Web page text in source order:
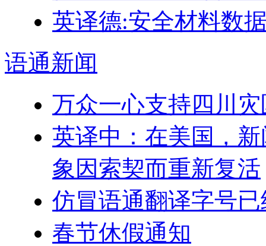
英译德:安全材料数
语通新闻
万众一心支持四川
英译中：在美国，
象因索契而重新复活
仿冒语通翻译字号
春节休假通知